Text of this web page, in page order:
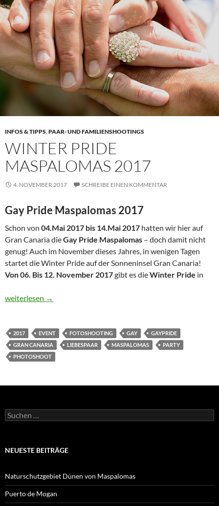
INFOS & TIPPS,PAAR- UND FAMILIENSHOOTINGS
WINTER PRIDE
MASPALOMAS 2017
4. NOVEMBER 2017 SCHREIBE EINEN KOMMENTAR
Gay Pride Maspalomas 2017
Schon von 04.Mai 2017 bis 14.Mai 2017 hatten wir hier auf
Gran Canaria dieGay Pride Maspalomas – doch damit nicht
genug! Auch im November dieses Jahres, in wenigen Tagen
startet die Winter Pride auf der Sonneninsel Gran Canaria!
Von 06. Bis 12. November 2017gibt es dieWinter Pride in
Winter Pride Maspalomas 2017
weiterlesen →
2017 EVENT FOTOSHOOTING GAY
GAYPRIDE
GRAN CANARIA
LIEBESPAAR MASPALOMAS
PARTY
PHOTOSHOOT
Suchen
nach:
NEUESTE BEITRÄGE
Naturschutzgebiet Dünen von Maspalomas
Puerto de Mogan